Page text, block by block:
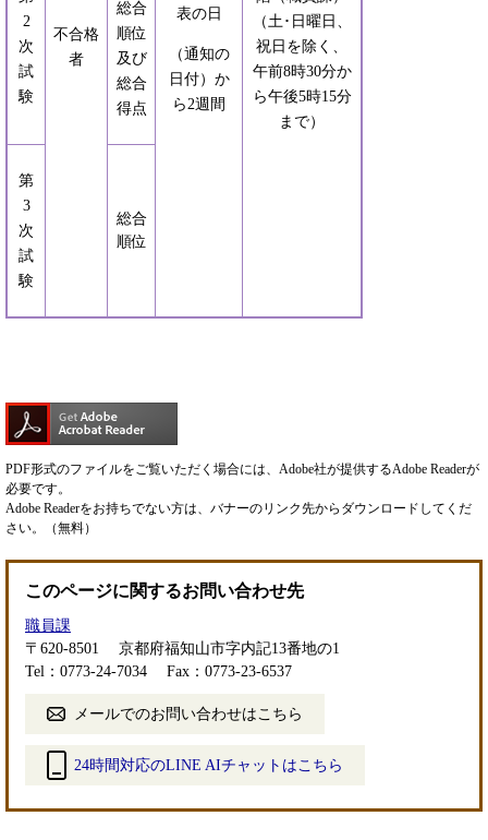
不合格
者
表の日
（通知の
日付）か
ら2週間
（土･日曜日、
祝日を除く、
午前8時30分か
ら午後5時15分
まで）
2
次
試
験
総合
順位
及び
総合
得点
第
3
次
試
験
総合
順位
PDF形式のファイルをご覧いただく場合には、Adobe社が提供するAdobe Readerが
必要です。
Adobe Readerをお持ちでない方は、バナーのリンク先からダウンロードしてくだ
さい。（無料）
このページに関するお問い合わせ先
職員課
〒620-8501
京都府福知山市字内記13番地の1
Tel：0773-24-7034
Fax：0773-23-6537
メールでのお問い合わせはこちら
24時間対応のLINE AIチャットはこちら